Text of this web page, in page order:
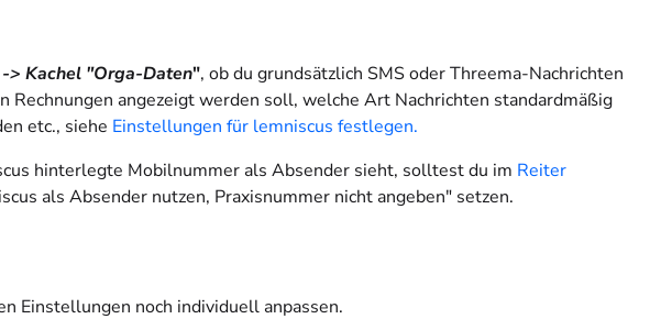
> Kachel "Orga-Daten", ob du grundsätzlich SMS oder Threema-Nachrichten
Rechnungen angezeigt werden soll, welche Art Nachrichten standardmäßig
etc., siehe Einstellungen für lemniscus festlegen.
hinterlegte Mobilnummer als Absender sieht, solltest du im Reiter
als Absender nutzen, Praxisnummer nicht angeben" setzen.
Einstellungen noch individuell anpassen.